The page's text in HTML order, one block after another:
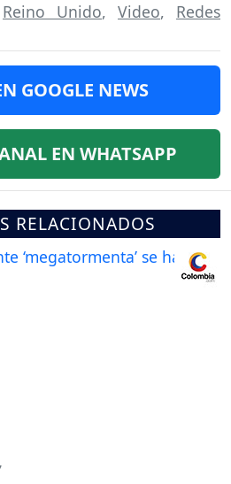
Reino Unido, Video, Redes
GOOGLE NEWS
EN WHATSAPP
RELACIONADOS